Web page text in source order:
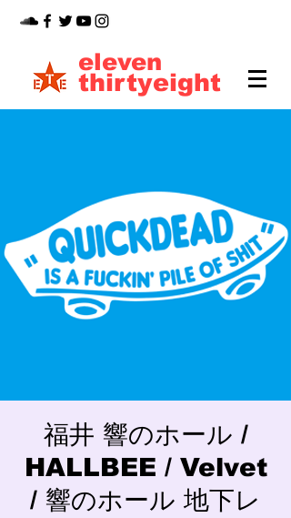
thirtyeight
eleven
福井 響のホール /
HALLBEE / Velvet
/ 響のホール 地下レ